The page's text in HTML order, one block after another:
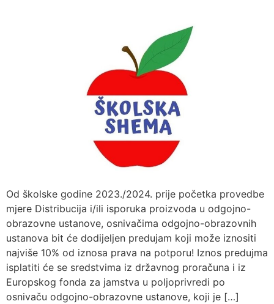
Od školske godine 2023./2024. prije početka provedbe
mjere Distribucija i/ili isporuka proizvoda u odgojno-
obrazovne ustanove, osnivačima odgojno-obrazovnih
ustanova bit će dodijeljen predujam koji može iznositi
najviše 10% od iznosa prava na potporu! Iznos predujma
isplatiti će se sredstvima iz državnog proračuna i iz
Europskog fonda za jamstva u poljoprivredi po
osnivaču odgojno-obrazovne ustanove, koji je […]